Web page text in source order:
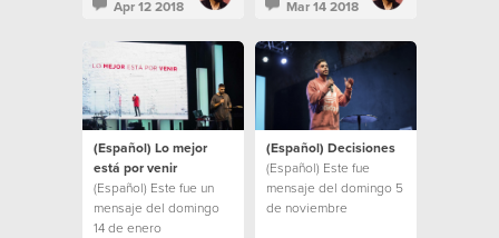
Apr 12 2018
Mar 14 2018
(Español) Lo mejor
está por venir
(Español) Este fue un
mensaje del domingo
14 de enero
(Español) Decisiones
(Español) Este fue
mensaje del domingo 5
de noviembre